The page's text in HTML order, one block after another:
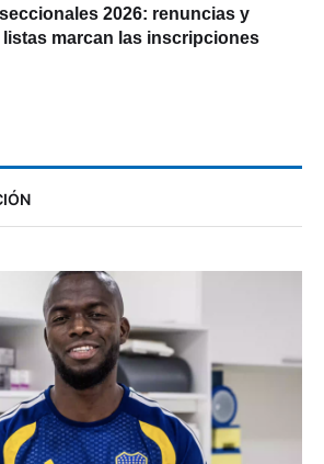
2026: renuncias y
marcan las inscripciones